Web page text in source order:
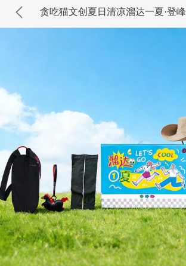
贪吃猫文创夏日清凉溜达一夏·登峰